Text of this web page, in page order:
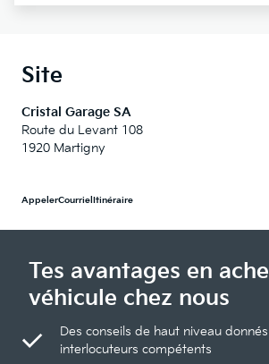
Site
Cristal Garage SA
Route du Levant 108
1920 Martigny
AppelerCourriel Itinéraire
Tes avantages en
véhicule chez nous
Des conseils de haut niveau
interlocuteurs compétents